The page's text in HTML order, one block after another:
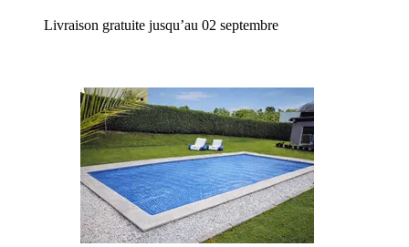
Livraison gratuite jusqu’au 02 septembre